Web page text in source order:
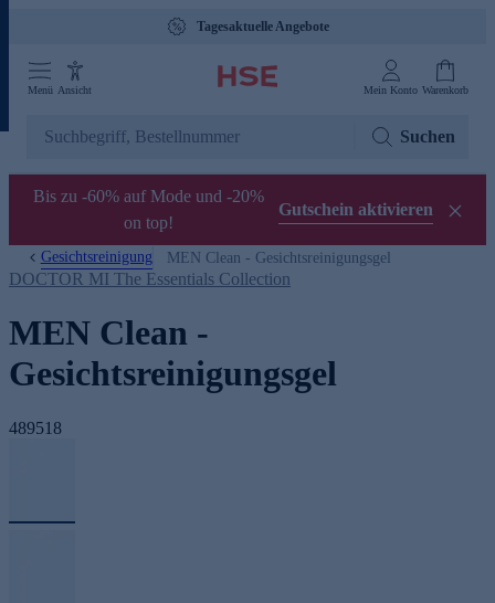
Tagesaktuelle Angebote
Menü Ansicht Mein Konto Warenkorb
Suchen
Bis zu -60% auf Mode und -20%
on top!
Gutschein aktivieren
Gesichtsreinigung MEN Clean - Gesichtsreinigungsgel
DOCTOR MI The Essentials Collection
MEN Clean -
Gesichtsreinigungsgel
489518